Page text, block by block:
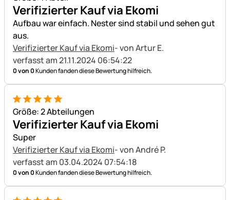
Verifizierter Kauf via Ekomi
Aufbau war einfach. Nester sind stabil und sehen gut
aus.
Verifizierter Kauf via Ekomi- von Artur E.
verfasst am 21.11.2024 06:54:22
0 von 0Kunden fanden diese Bewertung hilfreich.
5 von 5
Größe: 2 Abteilungen
Verifizierter Kauf via Ekomi
Super
Verifizierter Kauf via Ekomi- von André P.
verfasst am 03.04.2024 07:54:18
0 von 0Kunden fanden diese Bewertung hilfreich.